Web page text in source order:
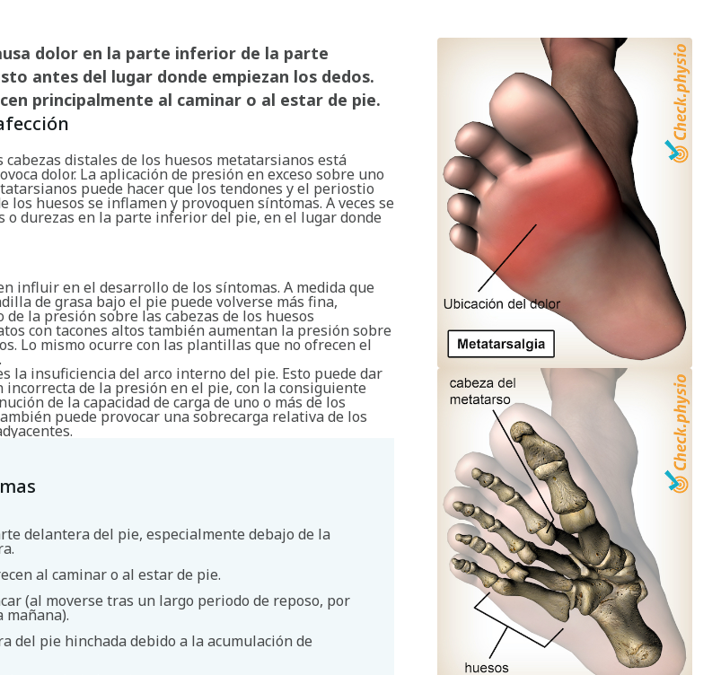
dolor en la parte inferior de la parte
antes del lugar donde empiezan los dedos.
principalmente al caminar o al estar de pie.
cabezas distales de los huesos metatarsianos está
dolor. La aplicación de presión en exceso sobre uno
puede hacer que los tendones y el periostio
los huesos se inflamen y provoquen síntomas. A veces se
o durezas en la parte inferior del pie, en el lugar donde
influir en el desarrollo de los síntomas. A medida que
de grasa bajo el pie puede volverse más fina,
la presión sobre las cabezas de los huesos
con tacones altos también aumentan la presión sobre
Lo mismo ocurre con las plantillas que no ofrecen el
la insuficiencia del arco interno del pie. Esto puede dar
de la presión en el pie, con la consiguiente
de la capacidad de carga de uno o más de los
puede provocar una sobrecarga relativa de los
delantera del pie, especialmente debajo de la
al caminar o al estar de pie.
(al moverse tras un largo periodo de reposo, por
mañana).
del pie hinchada debido a la acumulación de